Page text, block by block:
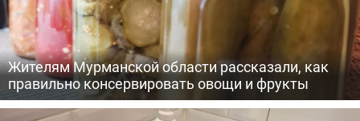
Жителям Мурманской области рассказали, как
правильно консервировать овощи и фрукты